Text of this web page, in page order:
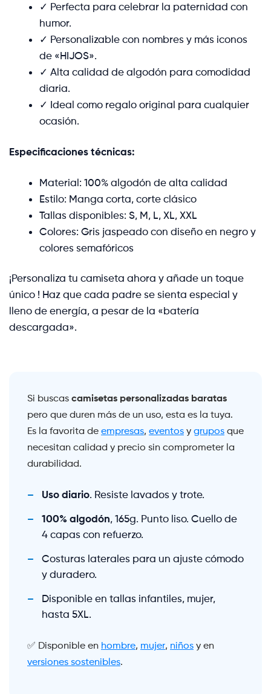
✓ Perfecta para celebrar la paternidad con
humor.
✓ Personalizable con nombres y más iconos
de «HIJOS».
✓ Alta calidad de algodón para comodidad
diaria.
✓ Ideal como regalo original para cualquier
ocasión.
Especificaciones técnicas:
Material: 100% algodón de alta calidad
Estilo: Manga corta, corte clásico
Tallas disponibles: S, M, L, XL, XXL
Colores: Gris jaspeado con diseño en negro y
colores semafóricos
¡Personaliza tu camiseta ahora y añade un toque
único ! Haz que cada padre se sienta especial y
lleno de energía, a pesar de la «batería
descargada».
Si buscas camisetas personalizadas baratas
pero que duren más de un uso, esta es la tuya.
Es la favorita de empresas, eventos y grupos que
necesitan calidad y precio sin comprometer la
durabilidad.
Uso diario. Resiste lavados y trote.
100% algodón, 165g. Punto liso. Cuello de
4 capas con refuerzo.
Costuras laterales para un ajuste cómodo
y duradero.
Disponible en tallas infantiles, mujer,
hasta 5XL.
✅ Disponible en hombre, mujer, niños y en
versiones sostenibles.